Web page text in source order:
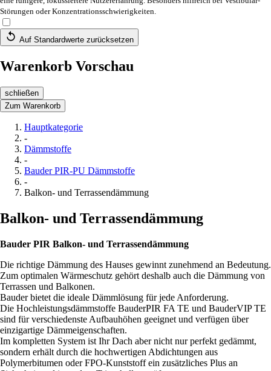
Störungen oder Konzentrationsschwierigkeiten.
Auf Standardwerte zurücksetzen
Warenkorb Vorschau
schließen
Zum Warenkorb
Hauptkategorie
-
Dämmstoffe
-
Bauder PIR-PU Dämmstoffe
-
Balkon- und Terrassendämmung
Balkon- und Terrassendämmung
Bauder PIR Balkon- und Terrassendämmung
Die richtige Dämmung des Hauses gewinnt zunehmend an Bedeutung.
Zum optimalen Wärmeschutz gehört deshalb auch die Dämmung von
Terrassen und Balkonen.
Bauder bietet die ideale Dämmlösung für jede Anforderung.
Die Hochleistungsdämmstoffe BauderPIR FA TE und BauderVIP TE
sind für verschiedenste Aufbauhöhen geeignet und verfügen über
einzigartige Dämmeigenschaften.
Im kompletten System ist Ihr Dach aber nicht nur perfekt gedämmt,
sondern erhält durch die hochwertigen Abdichtungen aus
Polymerbitumen oder FPO-Kunststoff ein zusätzliches Plus an